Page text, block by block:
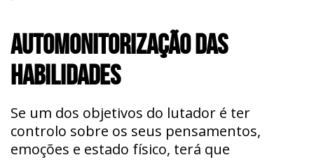
AUTOMONITORIZAÇÃO DAS
HABILIDADES
Se um dos objetivos do lutador é ter
controlo sobre os seus pensamentos,
emoções e estado físico, terá que